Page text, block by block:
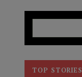
TOP STORIES